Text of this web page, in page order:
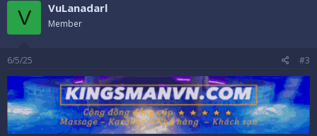
V VuLanadarl
Member
6/5/25 #3